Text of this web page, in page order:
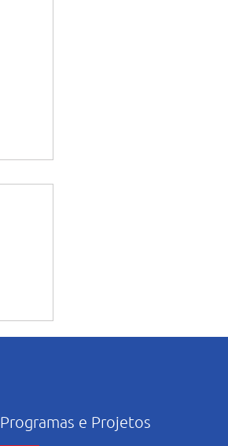
Programas e Projetos